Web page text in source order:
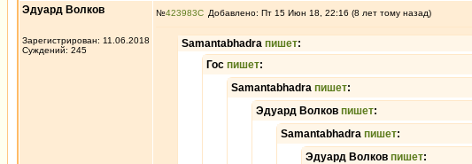
Эдуард Волков
Зарегистрирован: 11.06.2018
Суждений: 245
№423983 Добавлено: Пт 15 Июн 18, 22:16 (8 лет тому назад)
Samantabhadra пишет:
Гос пишет:
Samantabhadra пишет:
Эдуард Волков пишет:
Samantabhadra пишет:
Эдуард Волков пишет: